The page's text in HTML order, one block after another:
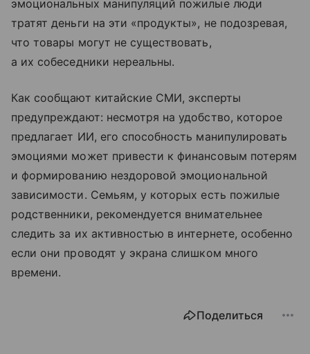
эмоциональных манипуляций пожилые люди
тратят деньги на эти «продукты», не подозревая,
что товары могут не существовать,
а их собеседники нереальны.
Как сообщают китайские СМИ, эксперты
предупреждают: несмотря на удобство, которое
предлагает ИИ, его способность манипулировать
эмоциями может привести к финансовым потерям
и формированию нездоровой эмоциональной
зависимости. Семьям, у которых есть пожилые
родственники, рекомендуется внимательнее
следить за их активностью в интернете, особенно
если они проводят у экрана слишком много
времени.
Поделиться